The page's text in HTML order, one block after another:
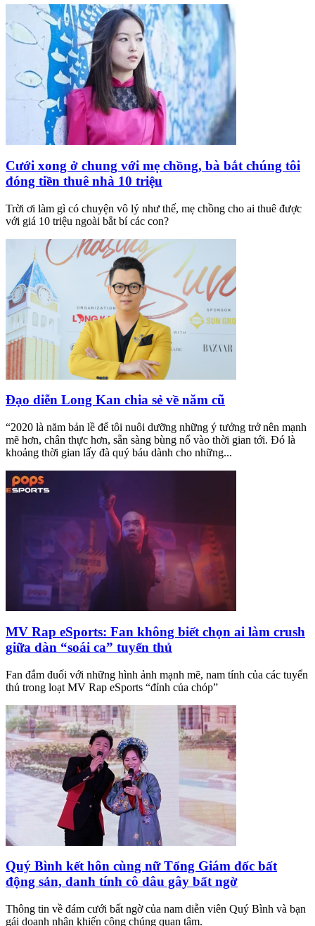
Cưới xong ở chung với mẹ chồng, bà bắt chúng tôi
đóng tiền thuê nhà 10 triệu
Trời ơi làm gì có chuyện vô lý như thế, mẹ chồng cho ai thuê được
với giá 10 triệu ngoài bắt bí các con?
Đạo diễn Long Kan chia sẻ về năm cũ
“2020 là năm bản lề để tôi nuôi dưỡng những ý tưởng trở nên mạnh
mẽ hơn, chân thực hơn, sẵn sàng bùng nổ vào thời gian tới. Đó là
khoảng thời gian lấy đà quý báu dành cho những...
MV Rap eSports: Fan không biết chọn ai làm crush
giữa dàn “soái ca” tuyển thủ
Fan đắm đuối với những hình ảnh mạnh mẽ, nam tính của các tuyển
thủ trong loạt MV Rap eSports “đỉnh của chóp”
Quý Bình kết hôn cùng nữ Tổng Giám đốc bất
động sản, danh tính cô dâu gây bất ngờ
Thông tin về đám cưới bất ngờ của nam diễn viên Quý Bình và bạn
gái doanh nhân khiến công chúng quan tâm.